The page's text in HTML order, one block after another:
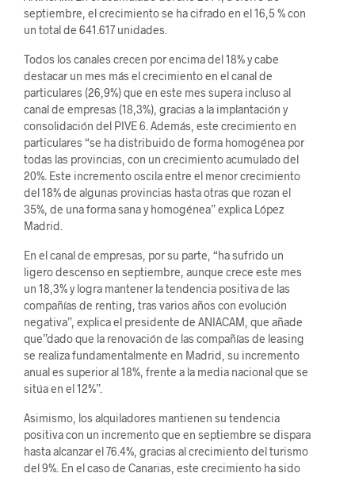
septiembre, el crecimiento se ha cifrado en el 16,5 % con
un total de 641.617 unidades.
Todos los canales crecen por encima del 18% y cabe
destacar un mes más el crecimiento en el canal de
particulares (26,9%) que en este mes supera incluso al
canal de empresas (18,3%), gracias a la implantación y
consolidación del PIVE 6. Además, este crecimiento en
particulares “se ha distribuido de forma homogénea por
todas las provincias, con un crecimiento acumulado del
20%. Este incremento oscila entre el menor crecimiento
del 18% de algunas provincias hasta otras que rozan el
35%, de una forma sana y homogénea” explica López
Madrid.
En el canal de empresas, por su parte, “ha sufrido un
ligero descenso en septiembre, aunque crece este mes
un 18,3% y logra mantener la tendencia positiva de las
compañías de renting, tras varios años con evolución
negativa”, explica el presidente de ANIACAM, que añade
que”dado que la renovación de las compañías de leasing
se realiza fundamentalmente en Madrid, su incremento
anual es superior al 18%, frente a la media nacional que se
sitúa en el 12%”.
Asimismo, los alquiladores mantienen su tendencia
positiva con un incremento que en septiembre se dispara
hasta alcanzar el 76.4%, gracias al crecimiento del turismo
del 9%. En el caso de Canarias, este crecimiento ha sido